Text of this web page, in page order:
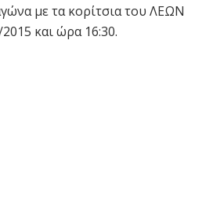
με τα κορίτσια του ΛΕΩΝ
και ώρα 16:30.